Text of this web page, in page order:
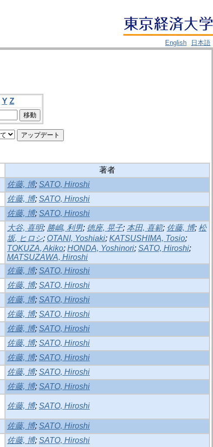
English
日本語
Y Z
著者
佐藤, 博; SATO, Hiroshi
佐藤, 博; SATO, Hiroshi
佐藤, 博; SATO, Hiroshi
大谷, 喜明; 勝嶋, 利男; 徳座, 晃子; 本田, 喜範; 佐藤, 博; 松
坂, ヒロシ; OTANI, Yoshiaki; KATSUSHIMA, Tosio;
TOKUZA, Akiko; HONDA, Yoshinori; SATO, Hiroshi;
MATSUZAWA, Hiroshi
佐藤, 博; SATO, Hiroshi
佐藤, 博; SATO, Hiroshi
佐藤, 博; SATO, Hiroshi
佐藤, 博; SATO, Hiroshi
佐藤, 博; SATO, Hiroshi
佐藤, 博; SATO, Hiroshi
佐藤, 博; SATO, Hiroshi
佐藤, 博; SATO, Hiroshi
佐藤, 博; SATO, Hiroshi
佐藤, 博; SATO, Hiroshi
佐藤, 博; SATO, Hiroshi
佐藤, 博; SATO, Hiroshi